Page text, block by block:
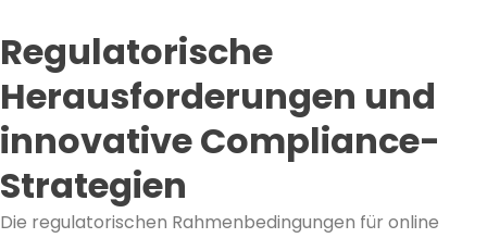
Regulatorische
Herausforderungen und
innovative Compliance-
Strategien
Die regulatorischen Rahmenbedingungen für online